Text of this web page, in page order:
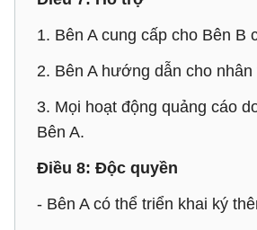
1. Bên A cung cấp cho Bên
2. Bên A hướng dẫn cho
3. Mọi hoạt động quảng cáo
Bên A.
Điều 8: Độc quyền
- Bên A có thể triển khai ký